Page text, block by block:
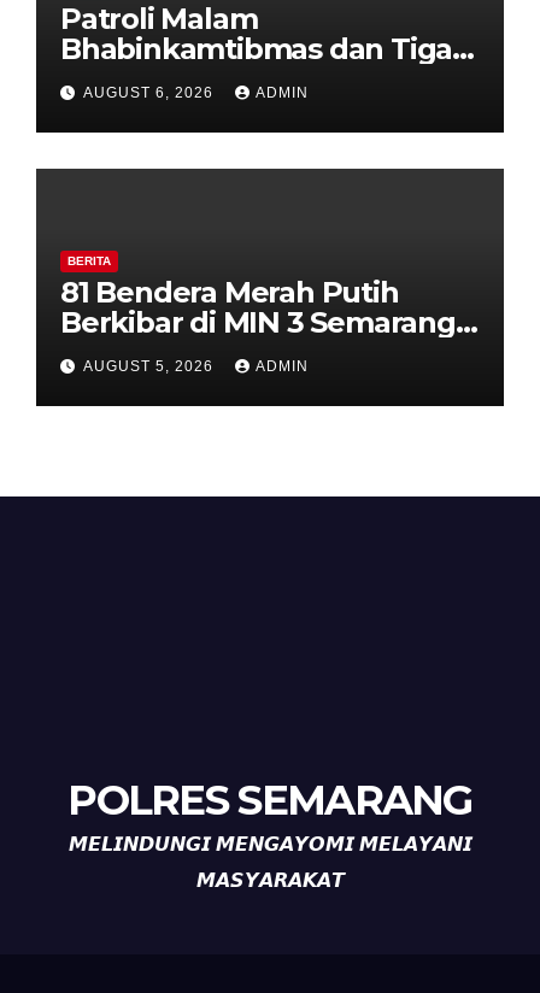
Patroli Malam
Bhabinkamtibmas dan Tiga
Pilar Kelurahan Ungaran
Perkuat Kamtibmas, Warga
Diajak Aktifkan Ronda
AUGUST 6, 2026 ADMIN
BERITA
81 Bendera Merah Putih
Berkibar di MIN 3 Semarang,
Bhabinkamtibmas Desa
Timpik Hadiri Peringatan
HUT ke-81 Kemerdekaan RI
AUGUST 5, 2026 ADMIN
POLRES SEMARANG
𝙈𝙀𝙇𝙄𝙉𝘿𝙐𝙉𝙂𝙄 𝙈𝙀𝙉𝙂𝘼𝙔𝙊𝙈𝙄 𝙈𝙀𝙇𝘼𝙔𝘼𝙉𝙄
𝙈𝘼𝙎𝙔𝘼𝙍𝘼𝙆𝘼𝙏